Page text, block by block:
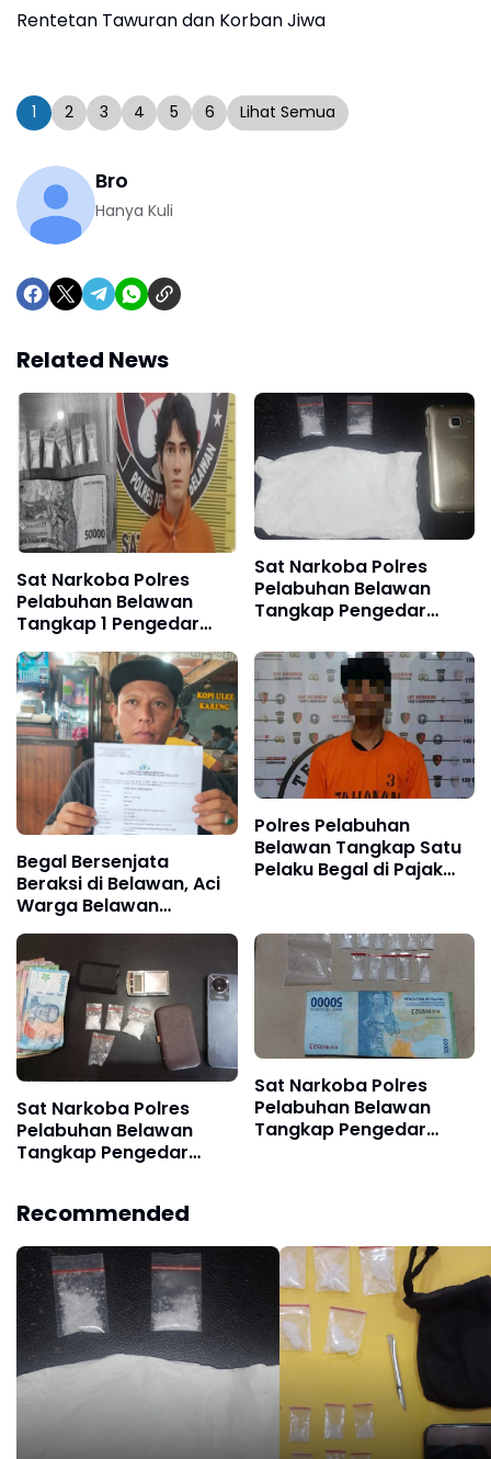
Rentetan Tawuran dan Korban Jiwa
1 2 3 4 5 6 Lihat Semua
Bro
Hanya Kuli
Related News
Sat Narkoba Polres
Pelabuhan Belawan
Tangkap 1 Pengedar
dan 2 Pengguna Sabu di
Jalan Rawe 6
Sat Narkoba Polres
Pelabuhan Belawan
Tangkap Pengedar
Begal Bersenjata
Beraksi di Belawan, Aci
Warga Belawan
Kehilangan Motor dan
Barang Berharga
Polres Pelabuhan
Belawan Tangkap Satu
Pelaku Begal di Pajak
Sat Narkoba Polres
Pelabuhan Belawan
Tangkap Pengedar
Sat Narkoba Polres
Pelabuhan Belawan
Tangkap Pengedar
Recommended